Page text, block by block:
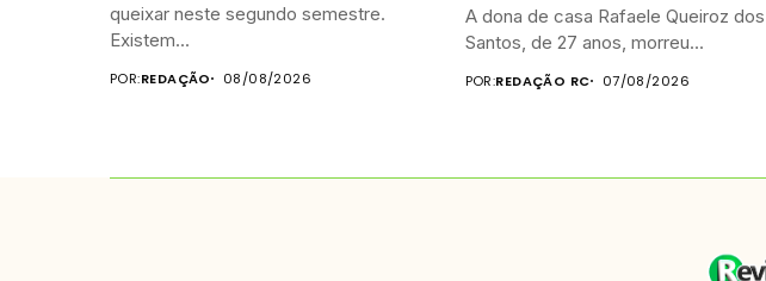
queixar neste segundo semestre.
Existem...
POR:REDAÇÃO 08/08/2026
A dona de casa Rafaele Queiroz dos
Santos, de 27 anos, morreu...
POR:REDAÇÃO RC 07/08/2026